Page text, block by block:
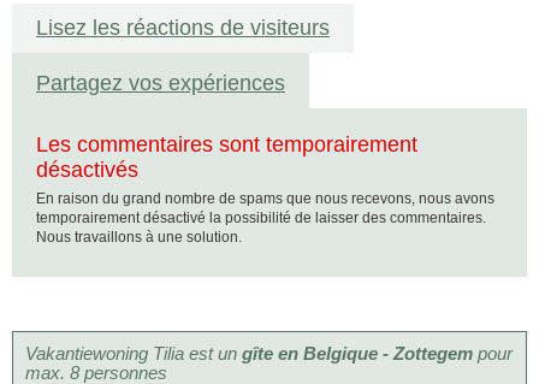
Lisez les réactions de visiteurs
Partagez vos expériences
Les commentaires sont temporairement
désactivés
En raison du grand nombre de spams que nous recevons, nous avons
temporairement désactivé la possibilité de laisser des commentaires.
Nous travaillons à une solution.
Vakantiewoning Tilia est un gîte en Belgique - Zottegem pour
max. 8 personnes